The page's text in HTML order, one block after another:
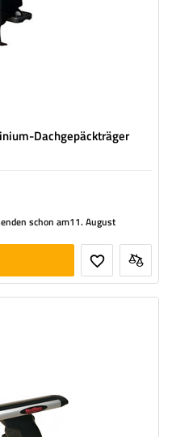
Dachgepäckträger
schon am11. August